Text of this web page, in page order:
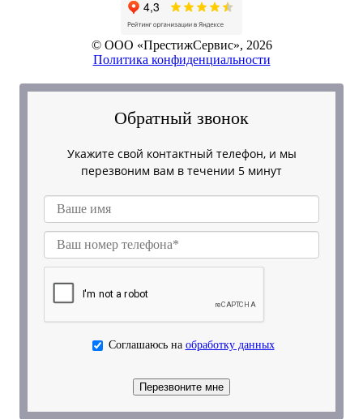
© ООО «ПрестижСервис», 2026
Политика конфиденциальности
Обратный звонок
Укажите свой контактный телефон, и мы
перезвоним вам в течении 5 минут
Соглашаюсь на обработку данных
Перезвоните мне